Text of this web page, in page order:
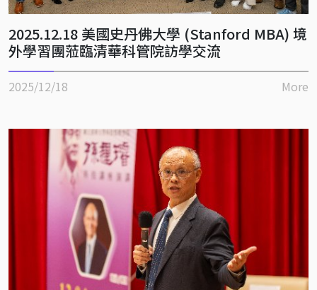
2025.12.18 美國史丹佛大學 (Stanford MBA) 境
外學習團蒞臨清華科管院訪學交流
2025/12/18 More